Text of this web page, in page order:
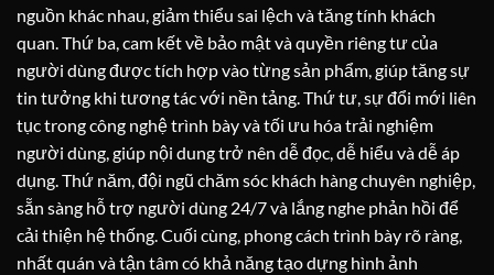
nguồn khác nhau, giảm thiểu sai lệch và tăng tính khách
quan. Thứ ba, cam kết về bảo mật và quyền riêng tư của
người dùng được tích hợp vào từng sản phẩm, giúp tăng sự
tin tưởng khi tương tác với nền tảng. Thứ tư, sự đổi mới liên
tục trong công nghệ trình bày và tối ưu hóa trải nghiệm
người dùng, giúp nội dung trở nên dễ đọc, dễ hiểu và dễ áp
dụng. Thứ năm, đội ngũ chăm sóc khách hàng chuyên nghiệp,
sẵn sàng hỗ trợ người dùng 24/7 và lắng nghe phản hồi để
cải thiện hệ thống. Cuối cùng, phong cách trình bày rõ ràng,
nhất quán và tận tâm có khả năng tạo dựng hình ảnh